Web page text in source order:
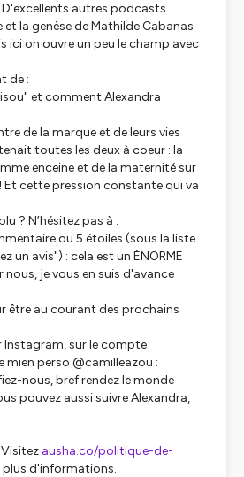
autres podcasts
la genèse de Mathilde Cabanas
ici on ouvre un peu le champ avec
de :
et comment Alexandra
de la marque et de leurs vies
toutes les deux à coeur : la
enceine et de la maternité sur
Et cette pression constante qui va
? N’hésitez pas à :
ou 5 étoiles (sous la liste
un avis") : cela est un ÉNORME
je vous en suis d'avance
être au courant des prochains
Instagram, sur le compte
mien perso @camilleazou :
nous, bref rendez le monde
pouvez aussi suivre Alexandra,
ausha.co/politique-de-
d'informations.